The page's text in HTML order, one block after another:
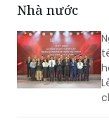
Nhà nước